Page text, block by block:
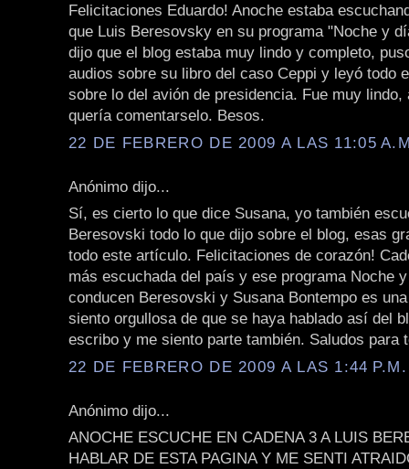
Felicitaciones Eduardo! Anoche estaba
que Luis Beresovsky en su programa "Noche y
dijo que el blog estaba muy lindo y completo,
audios sobre su libro del caso Ceppi y leyó todo
sobre lo del avión de presidencia. Fue muy lindo,
quería comentarselo. Besos.
22 DE FEBRERO DE 2009 A LAS 11:05
Anónimo dijo...
Sí, es cierto lo que dice Susana, yo también
Beresovski todo lo que dijo sobre el blog, esas
todo este artículo. Felicitaciones de corazón!
más escuchada del país y ese programa Noche
conducen Beresovski y Susana Bontempo es
siento orgullosa de que se haya hablado así del
escribo y me siento parte también. Saludos para
22 DE FEBRERO DE 2009 A LAS 1:44 P.M.
Anónimo dijo...
ANOCHE ESCUCHE EN CADENA 3 A LUIS
HABLAR DE ESTA PAGINA Y ME SENTI